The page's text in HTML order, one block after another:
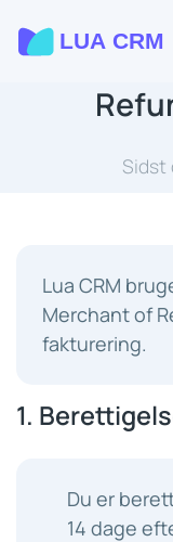
Sidst
Lua CRM
Merchant of
fakturering.
1.
Du er
14 dage